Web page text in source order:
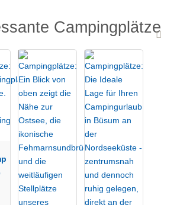
Campingplätze